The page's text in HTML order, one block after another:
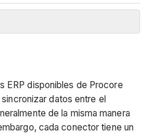
ERP disponibles de Procore
datos entre el
de la misma manera
cada conector tiene un